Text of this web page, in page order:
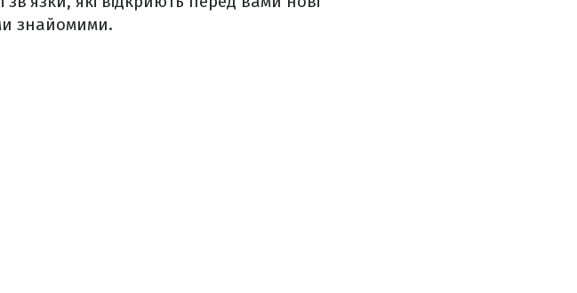
знайомими.